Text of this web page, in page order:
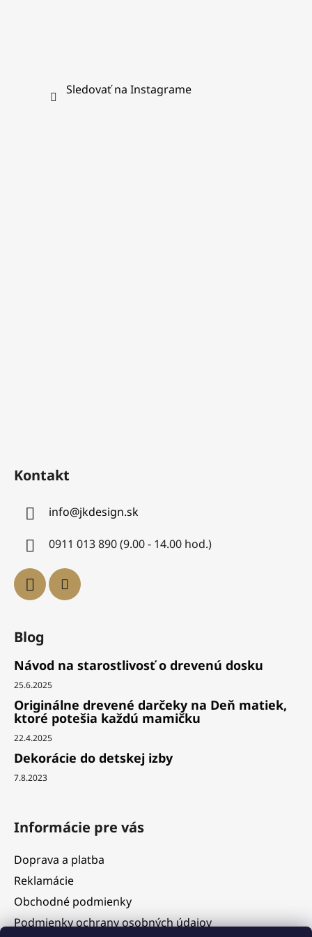
Sledovať na Instagrame
Kontakt
info@jkdesign.sk
0911 013 890 (9.00 - 14.00 hod.)
Blog
Návod na starostlivosť o drevenú dosku
25.6.2025
Originálne drevené darčeky na Deň matiek,
ktoré potešia každú mamičku
22.4.2025
Dekorácie do detskej izby
7.8.2023
Informácie pre vás
Doprava a platba
Reklamácie
Obchodné podmienky
Podmienky ochrany osobných údajov